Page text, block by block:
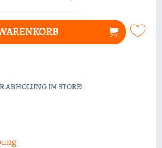
ABHOLUNG IM STORE!